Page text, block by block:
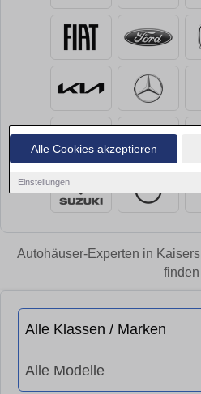
Alle Cookies akzeptieren
Einstellungen
Autohäuser-Experten in
finden